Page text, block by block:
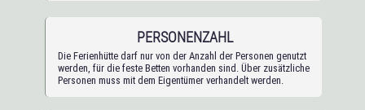
PERSONENZAHL
Die Ferienhütte darf nur von der Anzahl der Personen genutzt
werden, für die feste Betten vorhanden sind. Über zusätzliche
Personen muss mit dem Eigentümer verhandelt werden.